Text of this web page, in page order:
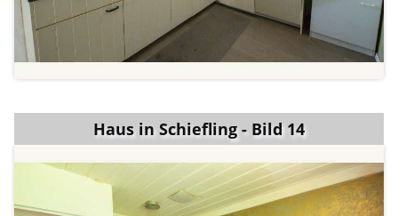
Haus in Schiefling - Bild 14